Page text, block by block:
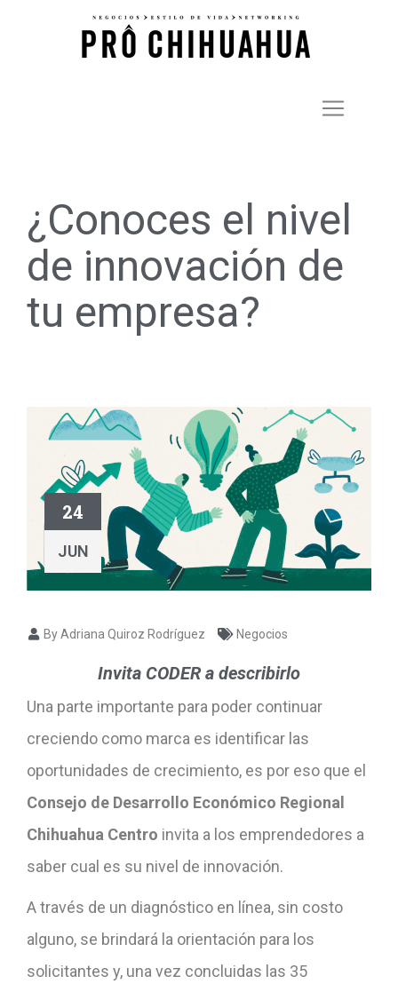
¿Conoces el nivel
de innovación de
tu empresa?
24
JUN
By Adriana Quiroz Rodríguez Negocios
Invita CODER a describirlo
Una parte importante para poder continuar
creciendo como marca es identificar las
oportunidades de crecimiento, es por eso que el
Consejo de Desarrollo Económico Regional
Chihuahua Centro invita a los emprendedores a
saber cual es su nivel de innovación.
A través de un diagnóstico en línea, sin costo
alguno, se brindará la orientación para los
solicitantes y, una vez concluidas las 35